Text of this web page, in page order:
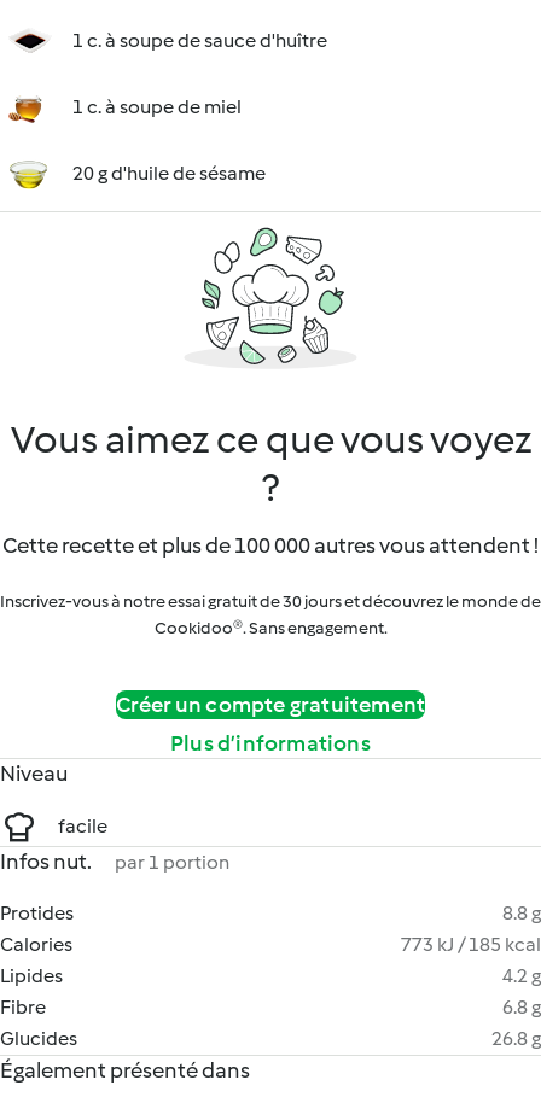
1 c. à soupe de sauce d'huître
1 c. à soupe de miel
20 g d'huile de sésame
Vous aimez ce que vous voyez
?
Cette recette et plus de 100 000 autres vous attendent !
Inscrivez-vous à notre essai gratuit de 30 jours et découvrez le monde de
Cookidoo®. Sans engagement.
Créer un compte gratuitement
Plus d’informations
Niveau
facile
Infos nut. par 1 portion
Protides
8.8 g
Calories
773 kJ / 185 kcal
Lipides
4.2 g
Fibre
6.8 g
Glucides
26.8 g
Également présenté dans